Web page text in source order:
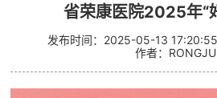
省荣康医院2025年“
发布时间：2025-05-13 17:20:55
作者：